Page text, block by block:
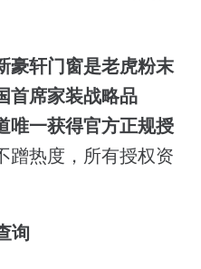
豪轩门窗是老虎粉末
首席家装战略品
唯一获得官方正规授
蹭热度，所有授权资
询